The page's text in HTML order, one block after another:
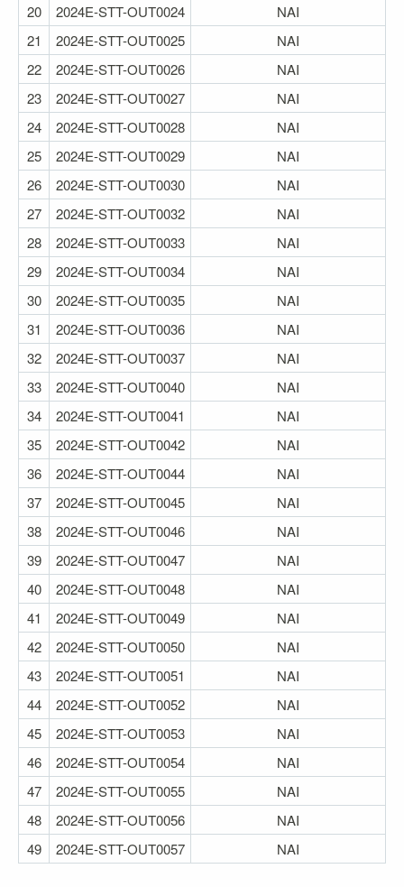
20
2024E-STT-OUT0024
ΝΑΙ
21
2024E-STT-OUT0025
ΝΑΙ
22
2024E-STT-OUT0026
ΝΑΙ
23
2024E-STT-OUT0027
ΝΑΙ
24
2024E-STT-OUT0028
NAI
25
2024E-STT-OUT0029
ΝΑΙ
26
2024E-STT-OUT0030
ΝΑΙ
27
2024E-STT-OUT0032
ΝΑΙ
28
2024E-STT-OUT0033
ΝΑΙ
29
2024E-STT-OUT0034
ΝΑΙ
30
2024E-STT-OUT0035
NAI
31
2024E-STT-OUT0036
ΝΑΙ
32
2024E-STT-OUT0037
ΝΑΙ
33
2024E-STT-OUT0040
ΝΑΙ
34
2024E-STT-OUT0041
ΝΑΙ
35
2024E-STT-OUT0042
NAI
36
2024E-STT-OUT0044
NAI
37
2024E-STT-OUT0045
NAI
38
2024E-STT-OUT0046
NAI
39
2024E-STT-OUT0047
NAI
40
2024E-STT-OUT0048
NAI
41
2024E-STT-OUT0049
NAΙ
42
2024E-STT-OUT0050
NAI
43
2024E-STT-OUT0051
NAI
44
2024E-STT-OUT0052
ΝΑΙ
45
2024E-STT-OUT0053
NAI
46
2024E-STT-OUT0054
NAI
47
2024E-STT-OUT0055
NAI
48
2024E-STT-OUT0056
NAI
49
2024E-STT-OUT0057 NAI